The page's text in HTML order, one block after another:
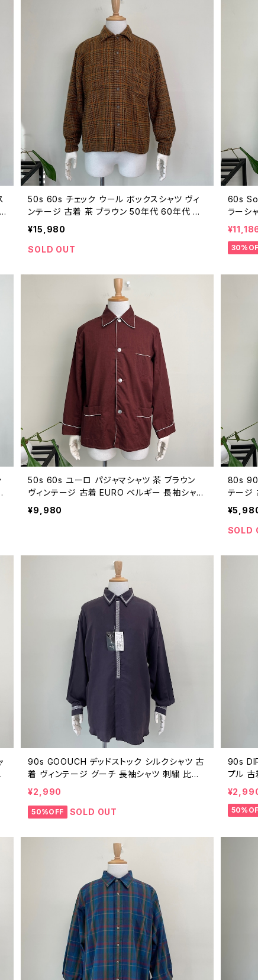
50s 60s チェック ウール ボックスシャツ ヴィ
ンテージ 古着 茶 ブラウン 50年代 60年代 ビ
ンテージ 長袖シャツ 25112209
¥15,980
SOLD OUT
60s
ラーシ
ックス
50s 60s ユーロ パジャマシャツ 茶 ブラウン
ヴィンテージ 古着 EURO ベルギー 長袖シャツ
50年代 60年代 ビンテージ 48 25102013
¥9,980
80s
テージ
ナフナ
SOLD
90s GOOUCH デッドストック シルクシャツ 古
着 ヴィンテージ グーチ 長袖シャツ 刺繍 比翼
無地 紫 パープル 90年代 ビンテージ DEADS
TOCK dead stock シルク メンズ L 250601
05
¥2,990
50%OFF SOLD OUT
90s
プル 古
90年代